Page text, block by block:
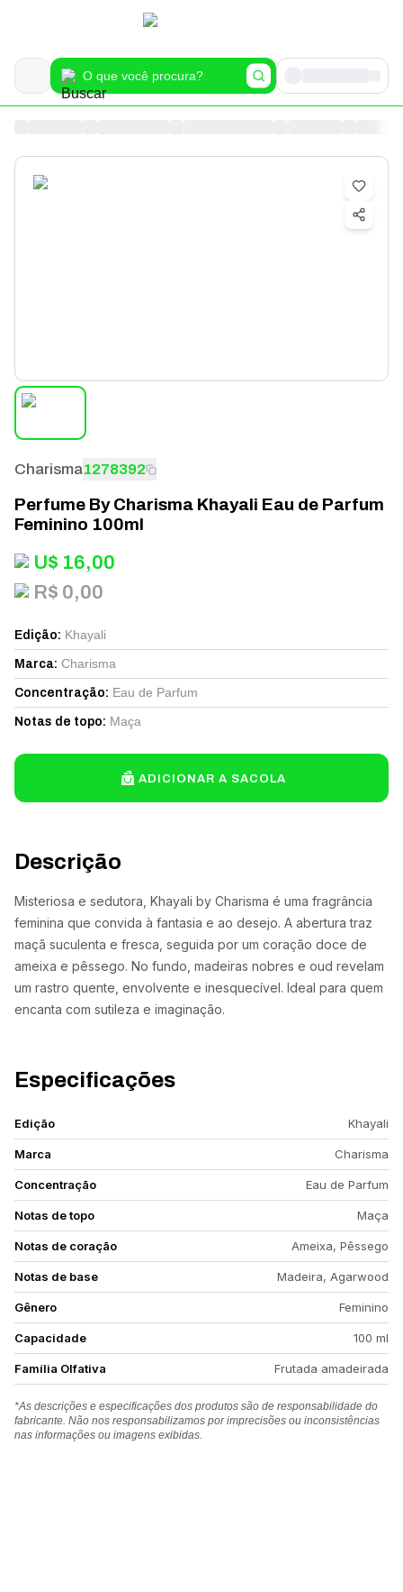
Descrição
Misteriosa e sedutora, Khayali by Charisma é uma fragrância
feminina que convida à fantasia e ao desejo. A abertura traz
maçã suculenta e fresca, seguida por um coração doce de
ameixa e pêssego. No fundo, madeiras nobres e oud revelam
um rastro quente, envolvente e inesquecível. Ideal para quem
encanta com sutileza e imaginação.
Especificações
Edição Khayali
Marca Charisma
Concentração Eau de Parfum
Notas de topo Maça
Notas de coração Ameixa, Pêssego
Notas de base Madeira, Agarwood
Gênero Feminino
Capacidade 100 ml
Família Olfativa Frutada amadeirada
*As descrições e especificações dos produtos são de responsabilidade do
fabricante. Não nos responsabilizamos por imprecisões ou inconsistências
nas informações ou imagens exibidas.
Charisma1278392
Perfume By Charisma Khayali Eau de Parfum
Feminino 100ml
U$ 16,00
R$ 0,00
Edição: Khayali
Marca: Charisma
Concentração: Eau de Parfum
Notas de topo: Maça
ADICIONAR A SACOLA